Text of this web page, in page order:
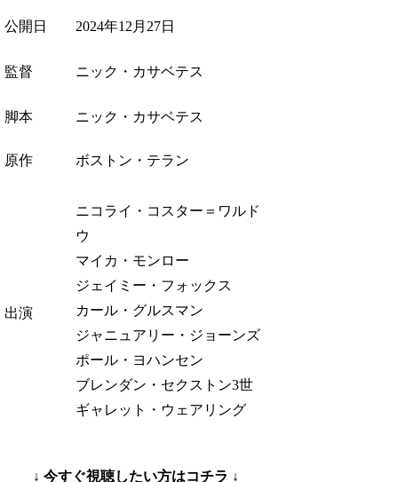
公開日 2024年12月27日
監督 ニック・カサベテス
脚本 ニック・カサベテス
原作 ボストン・テラン
出演
ニコライ・コスター＝ワルド
ウ
マイカ・モンロー
ジェイミー・フォックス
カール・グルスマン
ジャニュアリー・ジョーンズ
ポール・ヨハンセン
ブレンダン・セクストン3世
ギャレット・ウェアリング
↓ 今すぐ視聴したい方はコチラ ↓